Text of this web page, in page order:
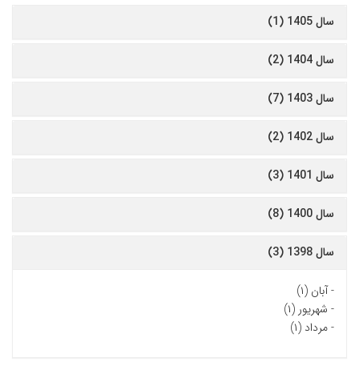
سال 1405 (1)
سال 1404 (2)
سال 1403 (7)
سال 1402 (2)
سال 1401 (3)
سال 1400 (8)
سال 1398 (3)
-آبان (۱)
- شهریور (۱)
-مرداد (۱)